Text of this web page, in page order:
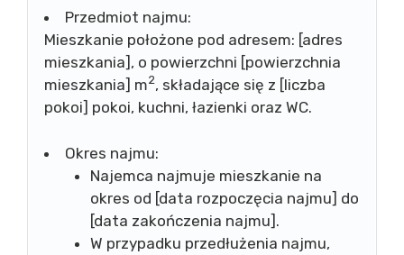
Przedmiot najmu:
Mieszkanie położone pod adresem: [adres
mieszkania], o powierzchni [powierzchnia
mieszkania] m2, składające się z [liczba
pokoi] pokoi, kuchni, łazienki oraz WC.
Okres najmu:
Najemca najmuje mieszkanie na
okres od [data rozpoczęcia najmu] do
[data zakończenia najmu].
W przypadku przedłużenia najmu,